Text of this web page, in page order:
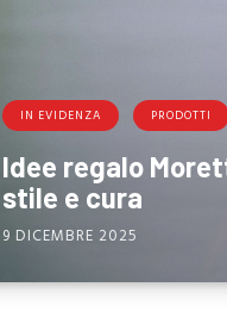
IN EVIDENZA PRODOTTI
Idee regalo
stile e cura
9 DICEMBRE 2025